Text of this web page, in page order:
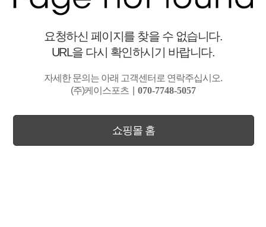
요청하신 페이지를 찾을 수 없습니다.
URL을 다시 확인하시기 바랍니다.
자세한 문의는 아래 고객센터로 연락주십시오.
(주)케이스포츠| 070-7748-5057
쇼핑몰 홈